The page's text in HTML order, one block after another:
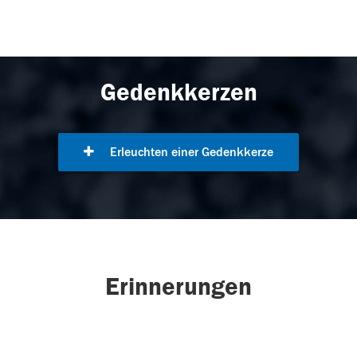
Gedenkkerzen
Erleuchten einer Gedenkkerze
Erinnerungen